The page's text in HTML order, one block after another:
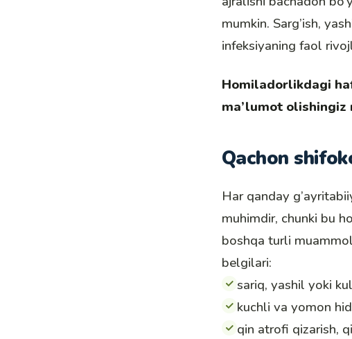
mumkin. Sarg’ish,
infeksiyaning faol
Homiladorlikdagi
ma’lumot olishingiz
Qachon
Har qanday
muhimdir, chunki bu
boshqa turli
belgilari:
sariq, yashil yoki
kuchli va yomon
qin atrofi qizarish,